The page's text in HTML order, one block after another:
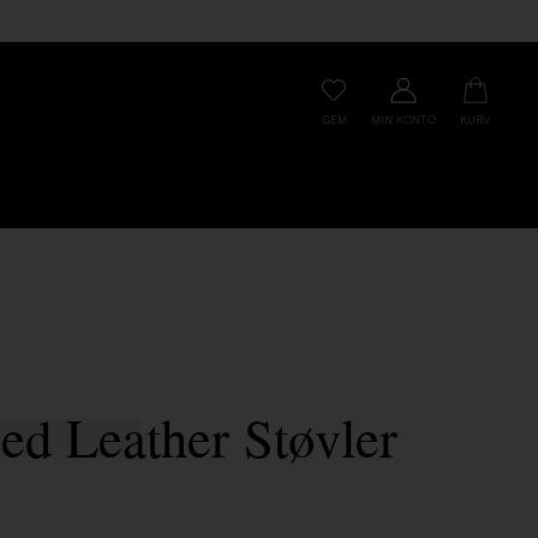
GEM MIN KONTO KURV
Leather Støvler